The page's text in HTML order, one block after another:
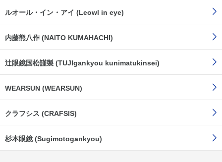
ルオール・イン・アイ (Leowl in eye)
内藤熊八作 (NAITO KUMAHACHI)
辻眼鏡国松謹製 (TUJIgankyou kunimatukinsei)
WEARSUN (WEARSUN)
クラフシス (CRAFSIS)
杉本眼鏡 (Sugimotogankyou)